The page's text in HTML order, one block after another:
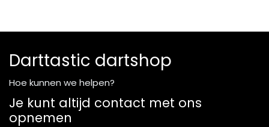
Darttastic dartshop
Hoe kunnen we helpen?
Je kunt altijd contact met ons
opnemen